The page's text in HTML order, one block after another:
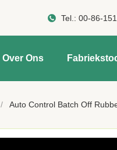
Tel.:00-86-
Over Ons
/ Auto Control Batch Off